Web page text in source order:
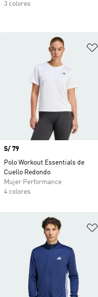
Precio
S/ 79
Polo Workout Essentials de
Cuello Redondo
Mujer Performance
4 colores
3 colores